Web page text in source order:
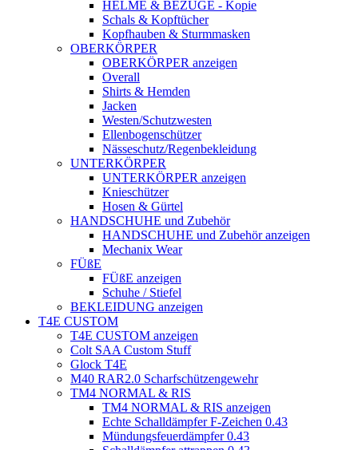
HELME & BEZÜGE - Kopie
Schals & Kopftücher
Kopfhauben & Sturmmasken
OBERKÖRPER
OBERKÖRPER anzeigen
Overall
Shirts & Hemden
Jacken
Westen/Schutzwesten
Ellenbogenschützer
Nässeschutz/Regenbekleidung
UNTERKÖRPER
UNTERKÖRPER anzeigen
Knieschützer
Hosen & Gürtel
HANDSCHUHE und Zubehör
HANDSCHUHE und Zubehör anzeigen
Mechanix Wear
FÜßE
FÜßE anzeigen
Schuhe / Stiefel
BEKLEIDUNG anzeigen
T4E CUSTOM
T4E CUSTOM anzeigen
Colt SAA Custom Stuff
Glock T4E
M40 RAR2.0 Scharfschützengewehr
TM4 NORMAL & RIS
TM4 NORMAL & RIS anzeigen
Echte Schalldämpfer F-Zeichen 0.43
Mündungsfeuerdämpfer 0.43